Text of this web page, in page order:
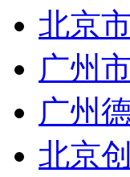
北京
广州
广州
北京